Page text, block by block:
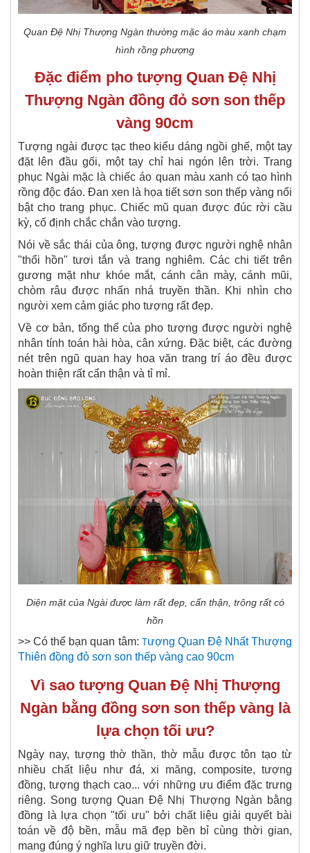
Quan Đệ Nhị Thượng Ngàn thường mặc áo màu xanh chạm
hình rồng phượng
Đặc điểm pho tượng Quan Đệ Nhị
Thượng Ngàn đồng đỏ sơn son thếp
vàng 90cm
Tượng ngài được tạc theo kiểu dáng ngồi ghế, một tay
đặt lên đầu gối, một tay chỉ hai ngón lên trời. Trang
phục Ngài mặc là chiếc áo quan màu xanh có tạo hình
rồng độc đáo. Đan xen là họa tiết sơn son thếp vàng nổi
bật cho trang phục. Chiếc mũ quan được đúc rời cầu
kỳ, cố định chắc chắn vào tượng.
Nói về sắc thái của ông, tượng được người nghệ nhân
"thổi hồn" tươi tắn và trang nghiêm. Các chi tiết trên
gương mặt như khóe mắt, cánh cân mày, cánh mũi,
chòm râu được nhấn nhá truyền thần. Khi nhìn cho
người xem cảm giác pho tượng rất đẹp.
Về cơ bản, tổng thể của pho tượng được người nghệ
nhân tính toán hài hòa, cân xứng. Đặc biệt, các đường
nét trên ngũ quan hay hoa văn trang trí áo đều được
hoàn thiện rất cẩn thận và tỉ mỉ.
Diện mặt của Ngài được làm rất đẹp, cẩn thận, trông rất có
hồn
>> Có thể bạn quan tâm: Tượng Quan Đệ Nhất Thượng
Thiên đồng đỏ sơn son thếp vàng cao 90cm
Vì sao tượng Quan Đệ Nhị Thượng
Ngàn bằng đồng sơn son thếp vàng là
lựa chọn tối ưu?
Ngày nay, tượng thờ thần, thờ mẫu được tôn tạo từ
nhiều chất liệu như đá, xi măng, composite, tượng
đồng, tượng thạch cao... với những ưu điểm đặc trưng
riêng. Song tượng Quan Đệ Nhị Thượng Ngàn bằng
đồng là lựa chọn "tối ưu" bởi chất liệu giải quyết bài
toán về độ bền, mẫu mã đẹp bền bỉ cùng thời gian,
mang đúng ý nghĩa lưu giữ truyền đời.